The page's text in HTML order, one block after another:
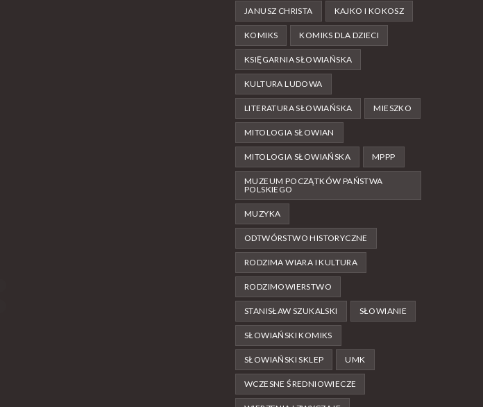
JANUSZ CHRISTA KAJKO I KOKOSZ
KOMIKS KOMIKS DLA DZIECI
KSIĘGARNIA SŁOWIAŃSKA
KULTURA LUDOWA
LITERATURA SŁOWIAŃSKA MIESZKO
MITOLOGIA SŁOWIAN
MITOLOGIA SŁOWIAŃSKA MPPP
MUZEUM POCZĄTKÓW PAŃSTWA
POLSKIEGO
MUZYKA
ODTWÓRSTWO HISTORYCZNE
RODZIMA WIARA I KULTURA
RODZIMOWIERSTWO
STANISŁAW SZUKALSKI SŁOWIANIE
SŁOWIAŃSKI KOMIKS
SŁOWIAŃSKI SKLEP UMK
WCZESNE ŚREDNIOWIECZE